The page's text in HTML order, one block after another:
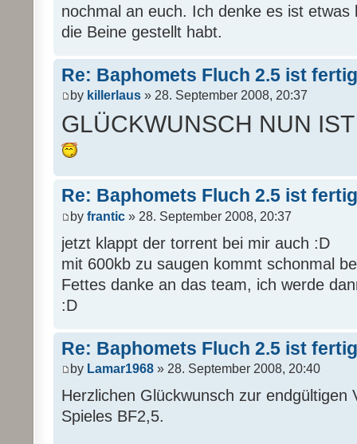
nochmal an euch. Ich denke es ist
die Beine gestellt habt.
Re: Baphomets Fluch 2.5 ist fertig
by killerlaus » 28. September 2008, 20:37
GLÜCKWUNSCH NUN
Re: Baphomets Fluch 2.5 ist fertig
by frantic » 28. September 2008, 20:37
jetzt klappt der torrent bei mir auch :D
mit 600kb zu saugen kommt schonmal
Fettes danke an das team, ich werde
:D
Re: Baphomets Fluch 2.5 ist fertig
by Lamar1968 » 28. September 2008, 20:40
Herzlichen Glückwunsch zur endgültigen
Spieles BF2,5.